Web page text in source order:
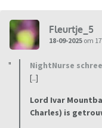
Beeld: NL Beeld
https://www.nu.nl/
koninklijk-gezin-
Fleurtje_5
18-09-2025 om
NightNurse
[..]
Lord Ivar
Charles) is